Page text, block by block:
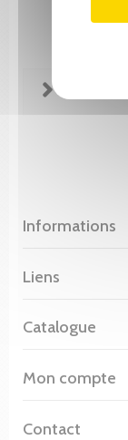
Informations
Liens
Catalogue
Mon compte
Contact